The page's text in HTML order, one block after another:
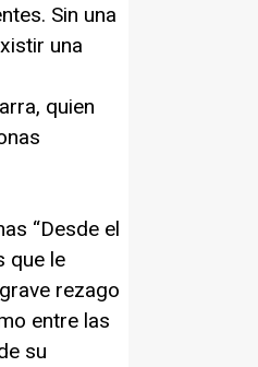
Sin una
una
quien
“Desde el
que le
rezago
entre las
su